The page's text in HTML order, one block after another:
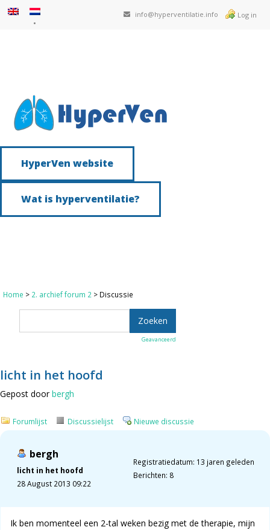
info@hyperventilatie.info Log in
HyperVen website
Wat is hyperventilatie?
Home > 2. archief forum 2 > Discussie
Geavanceerd
licht in het hoofd
Gepost doorbergh
Forumlijst Discussielijst Nieuwe discussie
bergh
licht in het hoofd
28 August 2013 09:22
Registratiedatum: 13 jaren geleden
Berichten: 8
Ik ben momenteel een 2-tal weken bezig met de therapie, mijn